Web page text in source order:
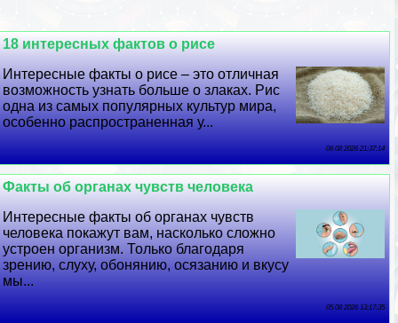
18 интересных фактов о рисе
Интересные факты о рисе – это отличная
возможность узнать больше о злаках. Рис
одна из самых популярных культур мира,
особенно распространенная у...
06 08 2026 21:37:14
Факты об органах чувств человека
Интересные факты об органах чувств
человека покажут вам, насколько сложно
устроен организм. Только благодаря
зрению, слуху, обонянию, осязанию и вкусу
мы...
05 08 2026 13:17:35